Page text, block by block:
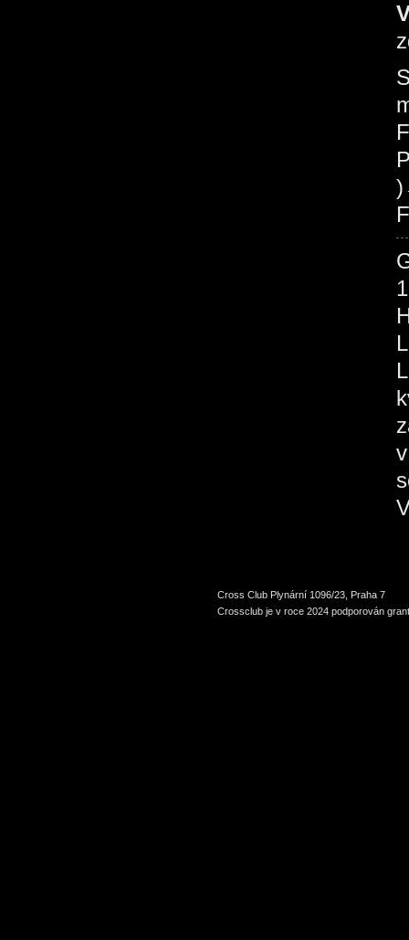
Cross Club Plynární 1096/23, Praha 7
Crossclub je v roce 2024 podporován